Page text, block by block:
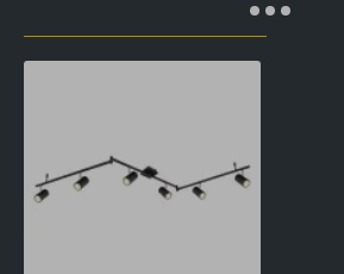
MEGTEKINTETT TERMÉKEK